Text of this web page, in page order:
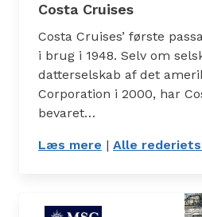
Costa Cruises
Costa Cruises’ første
i brug i 1948. Selv om
datterselskab af det
Corporation i 2000, har
bevaret…
Læs mere : Carnival
| Alle